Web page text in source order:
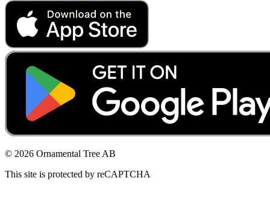
© 2026 Ornamental Tree AB
This site is protected by reCAPTCHA